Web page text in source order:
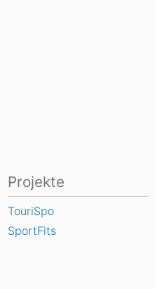
Projekte
TouriSpo
SportFits